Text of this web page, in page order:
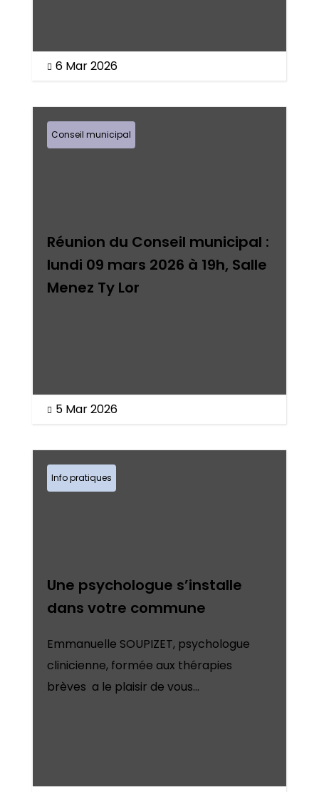
 6 Mar 2026
Conseil municipal
Réunion du Conseil municipal :
lundi 09 mars 2026 à 19h, Salle
Menez Ty Lor
 5 Mar 2026
Info pratiques
Une psychologue s’installe
dans votre commune
Emmanuelle SOUPIZET, psychologue
clinicienne, formée aux thérapies
brèves a le plaisir de vous...